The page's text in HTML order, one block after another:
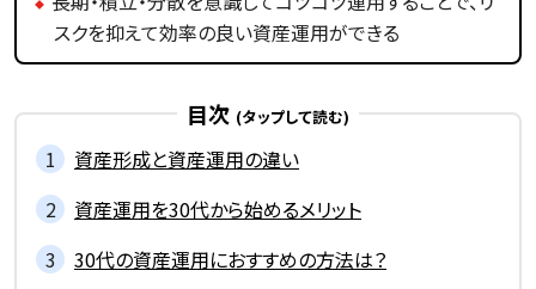
スクを抑えて効率の良い資産運用ができる
目次
資産形成と資産運用の違い
資産運用を30代から始めるメリット
30代の資産運用におすすめの方法は？